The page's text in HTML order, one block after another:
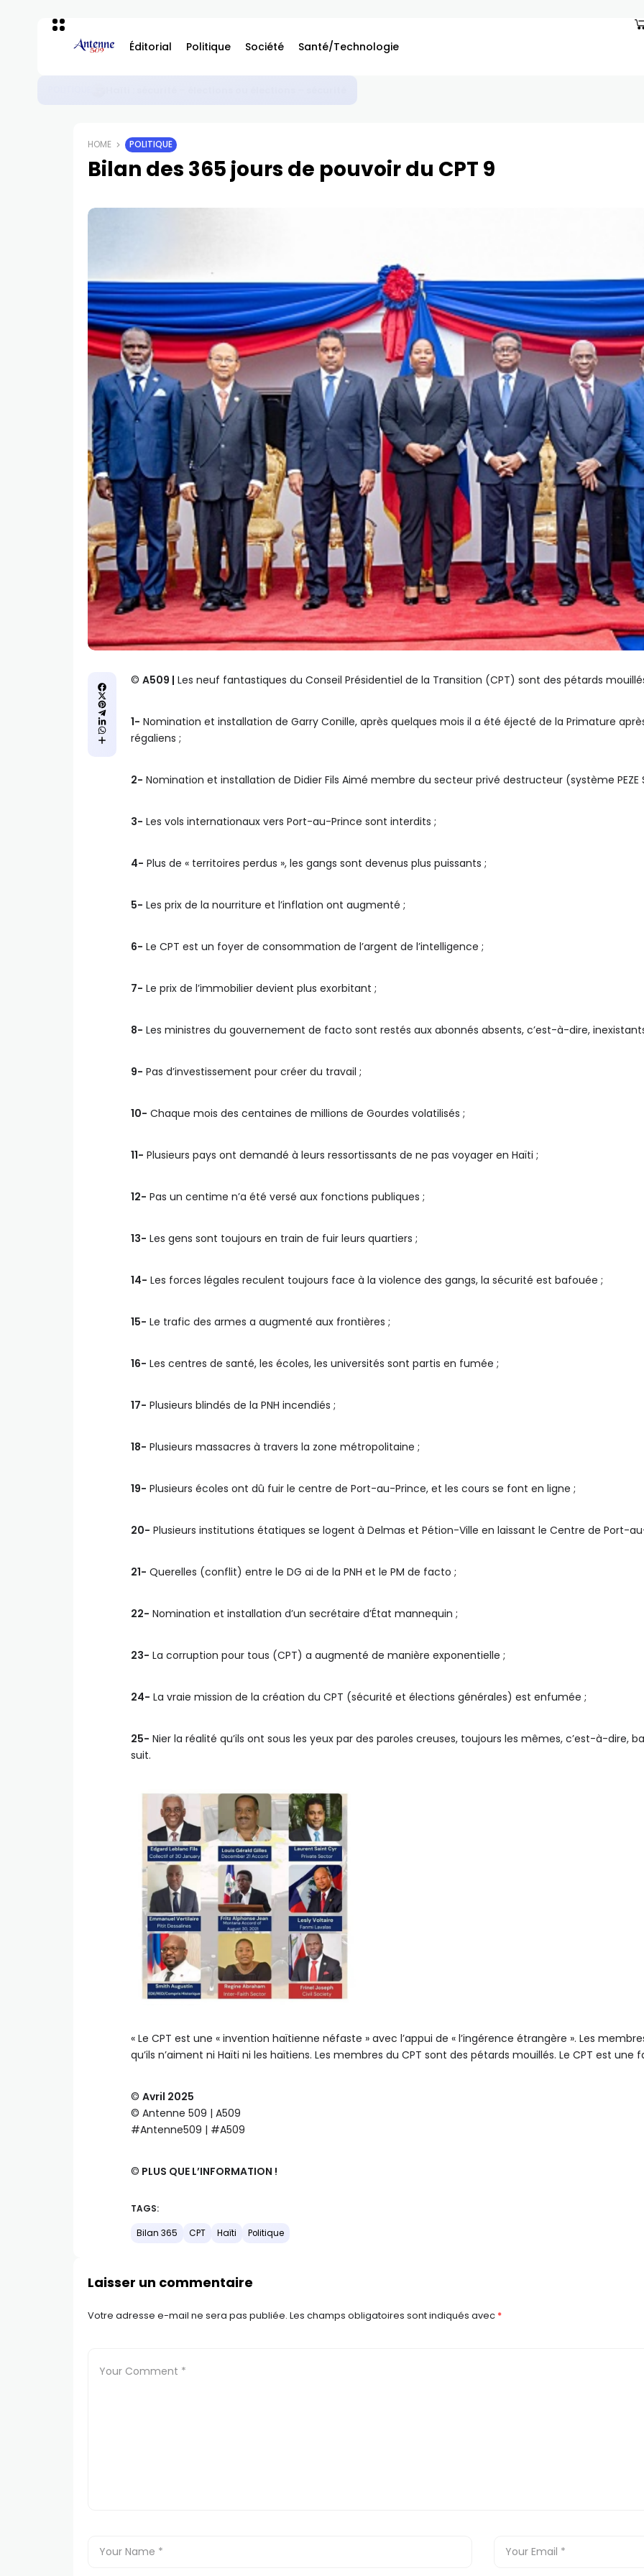
Éditorial Politique Société Santé/Technologie
HOME POLITIQUE
Bilan des 365 jours de pouvoir du CPT 9
©️ A509 | Les neuf fantastiques du Conseil Présidentiel de la Transition (CPT) sont des pétards
1- Nomination et installation de Garry Conille, après quelques mois il a été éjecté de la Primature
régaliens ;
2- Nomination et installation de Didier Fils Aimé membre du secteur privé destructeur (système PEZE
3- Les vols internationaux vers Port-au-Prince sont interdits ;
4- Plus de « territoires perdus », les gangs sont devenus plus puissants ;
5- Les prix de la nourriture et l’inflation ont augmenté ;
6- Le CPT est un foyer de consommation de l’argent de l’intelligence ;
7- Le prix de l’immobilier devient plus exorbitant ;
8- Les ministres du gouvernement de facto sont restés aux abonnés absents, c’est-à-dire,
9- Pas d’investissement pour créer du travail ;
10- Chaque mois des centaines de millions de Gourdes volatilisés ;
11- Plusieurs pays ont demandé à leurs ressortissants de ne pas voyager en Haïti ;
12- Pas un centime n’a été versé aux fonctions publiques ;
13- Les gens sont toujours en train de fuir leurs quartiers ;
14- Les forces légales reculent toujours face à la violence des gangs, la sécurité est bafouée ;
15- Le trafic des armes a augmenté aux frontières ;
16- Les centres de santé, les écoles, les universités sont partis en fumée ;
17- Plusieurs blindés de la PNH incendiés ;
18- Plusieurs massacres à travers la zone métropolitaine ;
19- Plusieurs écoles ont dû fuir le centre de Port-au-Prince, et les cours se font en ligne ;
20- Plusieurs institutions étatiques se logent à Delmas et Pétion-Ville en laissant le Centre de Port-
21- Querelles (conflit) entre le DG ai de la PNH et le PM de facto ;
22- Nomination et installation d’un secrétaire d’État mannequin ;
23- La corruption pour tous (CPT) a augmenté de manière exponentielle ;
24- La vraie mission de la création du CPT (sécurité et élections générales) est enfumée ;
25- Nier la réalité qu’ils ont sous les yeux par des paroles creuses, toujours les mêmes, c’est-à-dire,
suit.
« Le CPT est une « invention haïtienne néfaste » avec l’appui de « l’ingérence étrangère ». Les
qu’ils n’aiment ni Haïti ni les haïtiens. Les membres du CPT sont des pétards mouillés. Le CPT est
©️ Avril 2025
©️ Antenne 509 | A509
#Antenne509 | #A509
©️ PLUS QUE L’INFORMATION !
TAGS:
Bilan 365 CPT Haïti Politique
Laisser un commentaire
Votre adresse e-mail ne sera pas publiée. Les champs obligatoires sont indiqués avec *